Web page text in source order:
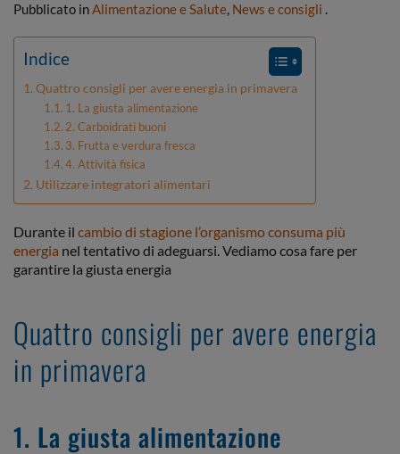
Pubblicato inAlimentazione e Salute, News e consigli .
Indice
Quattro consigli per avere energia in primavera
1. La giusta alimentazione
2. Carboidrati buoni
3. Frutta e verdura fresca
4. Attività fisica
Utilizzare integratori alimentari
Durante il cambio di stagione l’organismo consuma più
energia nel tentativo di adeguarsi. Vediamo cosa fare per
garantire la giusta energia
Quattro consigli per avere energia
in primavera
1. La giusta alimentazione